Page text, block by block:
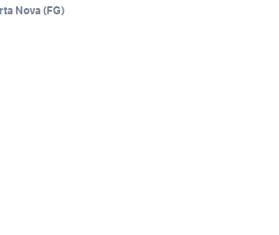
Nova (FG)